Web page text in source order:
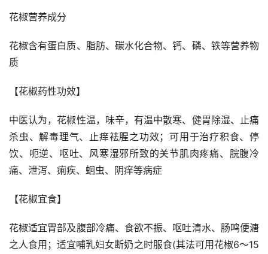
花椒营养成分
花椒含有蛋白质、脂肪、碳水化合物、钙、磷、铁等营养物
质
【花椒药性功效】
中医认为，花椒性温，味辛，有温中散寒、健胃除湿、止痛
杀虫、解毒理气、止痒祛腥之功效；可用于治疗积食、停
饮、呃逆、呕吐、风寒湿邪所致的关节肌肉疼痛、脘腹冷
痛、泄泻、痢疾、蛔虫、阴痒等病症
【花椒宜食】
花椒适宜胃部及腹部冷痛、食欲不振、呕吐清水、肠鸣便溏
之人食用；适宜哺乳妇女断奶之时服食(其法可用花椒6～15